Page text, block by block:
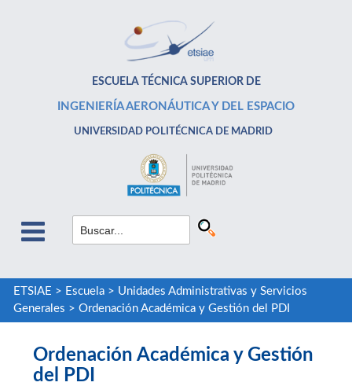
ESCUELA TÉCNICA SUPERIOR DE
INGENIERÍA AERONÁUTICA Y DEL ESPACIO
UNIVERSIDAD POLITÉCNICA DE MADRID
ETSIAE > Escuela> Unidades Administrativas y Servicios
Generales > Ordenación Académica y Gestión del PDI
Ordenación Académica y Gestión
del PDI